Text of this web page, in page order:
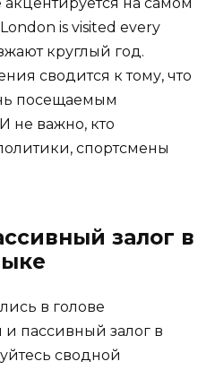
is visited every
круглый год.
сводится к тому, что
посещаемым
не важно, кто
спортсмены
залог в
в голове
пассивный залог в
сводной